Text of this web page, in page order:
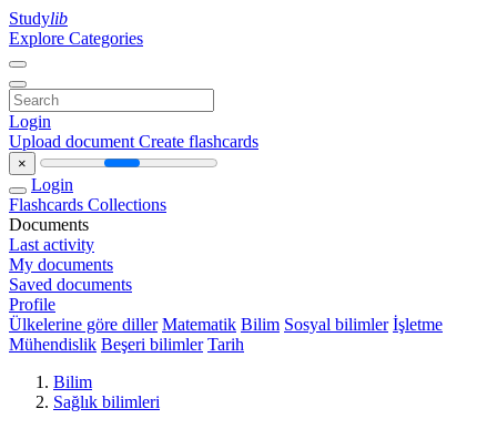
Studylib
Explore Categories
Login
Upload document Create flashcards
×
Login
Flashcards Collections
Documents
Last activity
My documents
Saved documents
Profile
Ülkelerine göre diller Matematik Bilim Sosyal bilimler İşletme
Mühendislik Beşeri bilimler Tarih
Bilim
Sağlık bilimleri